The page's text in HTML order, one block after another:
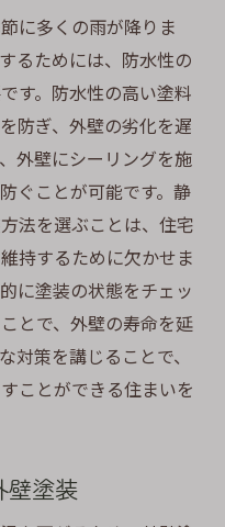
に多くの雨が降りま
るためには、防水性の
す。防水性の高い塗料
防ぎ、外壁の劣化を遅
外壁にシーリングを施
ぐことが可能です。静
法を選ぶことは、住宅
持するために欠かせま
に塗装の状態をチェッ
とで、外壁の寿命を延
対策を講じることで、
ことができる住まいを
壁塗装